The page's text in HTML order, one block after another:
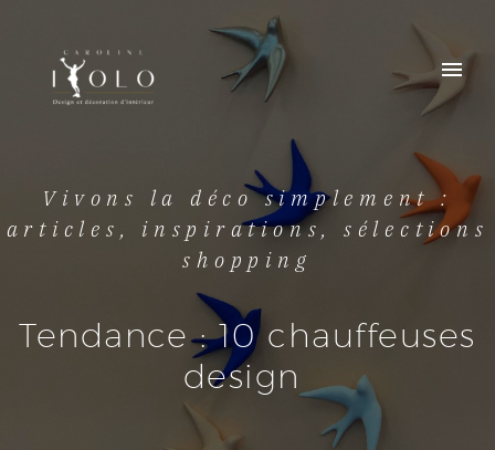
Vivons la déco simplement :
articles, inspirations, sélections
shopping
Tendance : 10 chauffeuses
design